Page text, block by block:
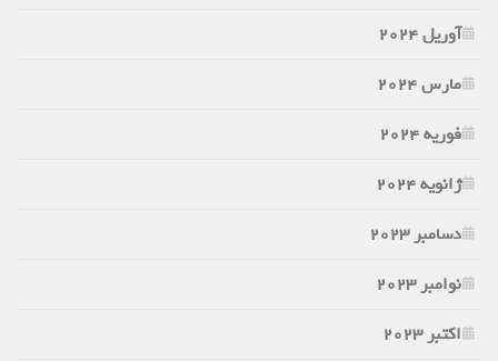
آوریل 2024
مارس 2024
فوریه 2024
ژانویه 2024
دسامبر 2023
نوامبر 2023
اکتبر 2023